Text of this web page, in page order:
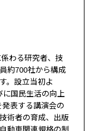
わる研究者、技
約700社から構成
。設立当初よ
国民生活の向上
表する講演会の
術者の育成、出版
動車関連規格の制